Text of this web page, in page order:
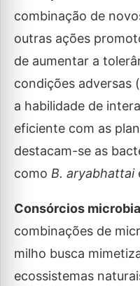
combinação de
outras ações
de aumentar a
condições adversas
a habilidade de
eficiente com as
destacam-se as
como B. aryabhattai
Consórcios
combinações de
milho busca
ecossistemas